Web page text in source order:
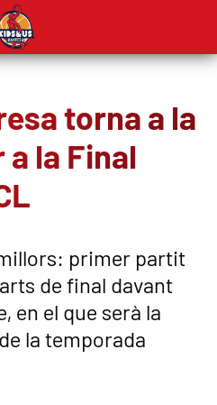
torna a la
la Final
primer partit
de final davant
en el que serà la
la temporada